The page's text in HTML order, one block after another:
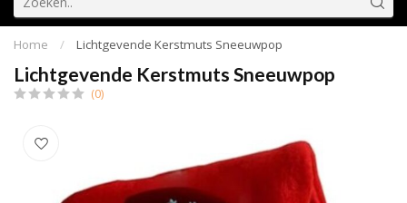
Home / Lichtgevende Kerstmuts Sneeuwpop
Lichtgevende Kerstmuts Sneeuwpop
(0)